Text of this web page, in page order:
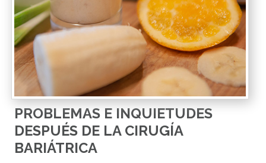
PROBLEMAS E INQUIETUDES
DESPUÉS DE LA CIRUGÍA
BARIÁTRICA